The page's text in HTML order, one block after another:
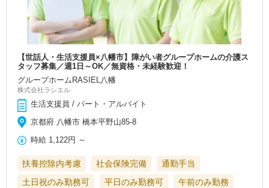
【世話人・生活支援員×八幡市】障がい者グループホームの介護ス
タッフ募集／週1日～OK／無資格・未経験歓迎！
グループホームRASIEL八幡
株式会社ラシエル
生活支援員 / パート・アルバイト
京都府 八幡市 橋本平野山85-8
時給 1,122円 ～
扶養控除内考慮 社会保険完備
通勤手当
土日祝のみ勤務可
平日のみ勤務可
午前のみ勤務